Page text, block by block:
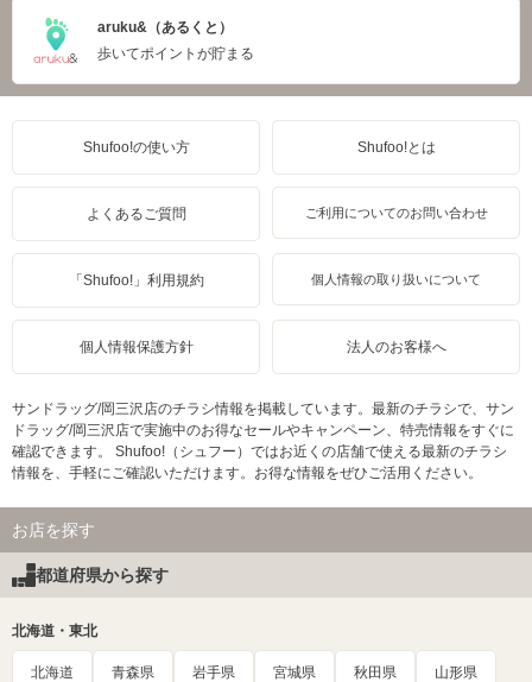
aruku&（あるくと）
歩いてポイントが貯まる
Shufoo!の使い方 Shufoo!とは
よくあるご質問 ご利用についてのお問い合わせ
「Shufoo!」利用規約 個人情報の取り扱いについて
個人情報保護方針 法人のお客様へ
サンドラッグ/岡三沢店のチラシ情報を掲載しています。最新のチラシで、サン
ドラッグ/岡三沢店で実施中のお得なセールやキャンペーン、特売情報をすぐに
確認できます。 Shufoo!（シュフー）ではお近くの店舗で使える最新のチラシ
情報を、手軽にご確認いただけます。お得な情報をぜひご活用ください。
お店を探す
都道府県から探す
北海道・東北
北海道 青森県 岩手県 宮城県 秋田県 山形県